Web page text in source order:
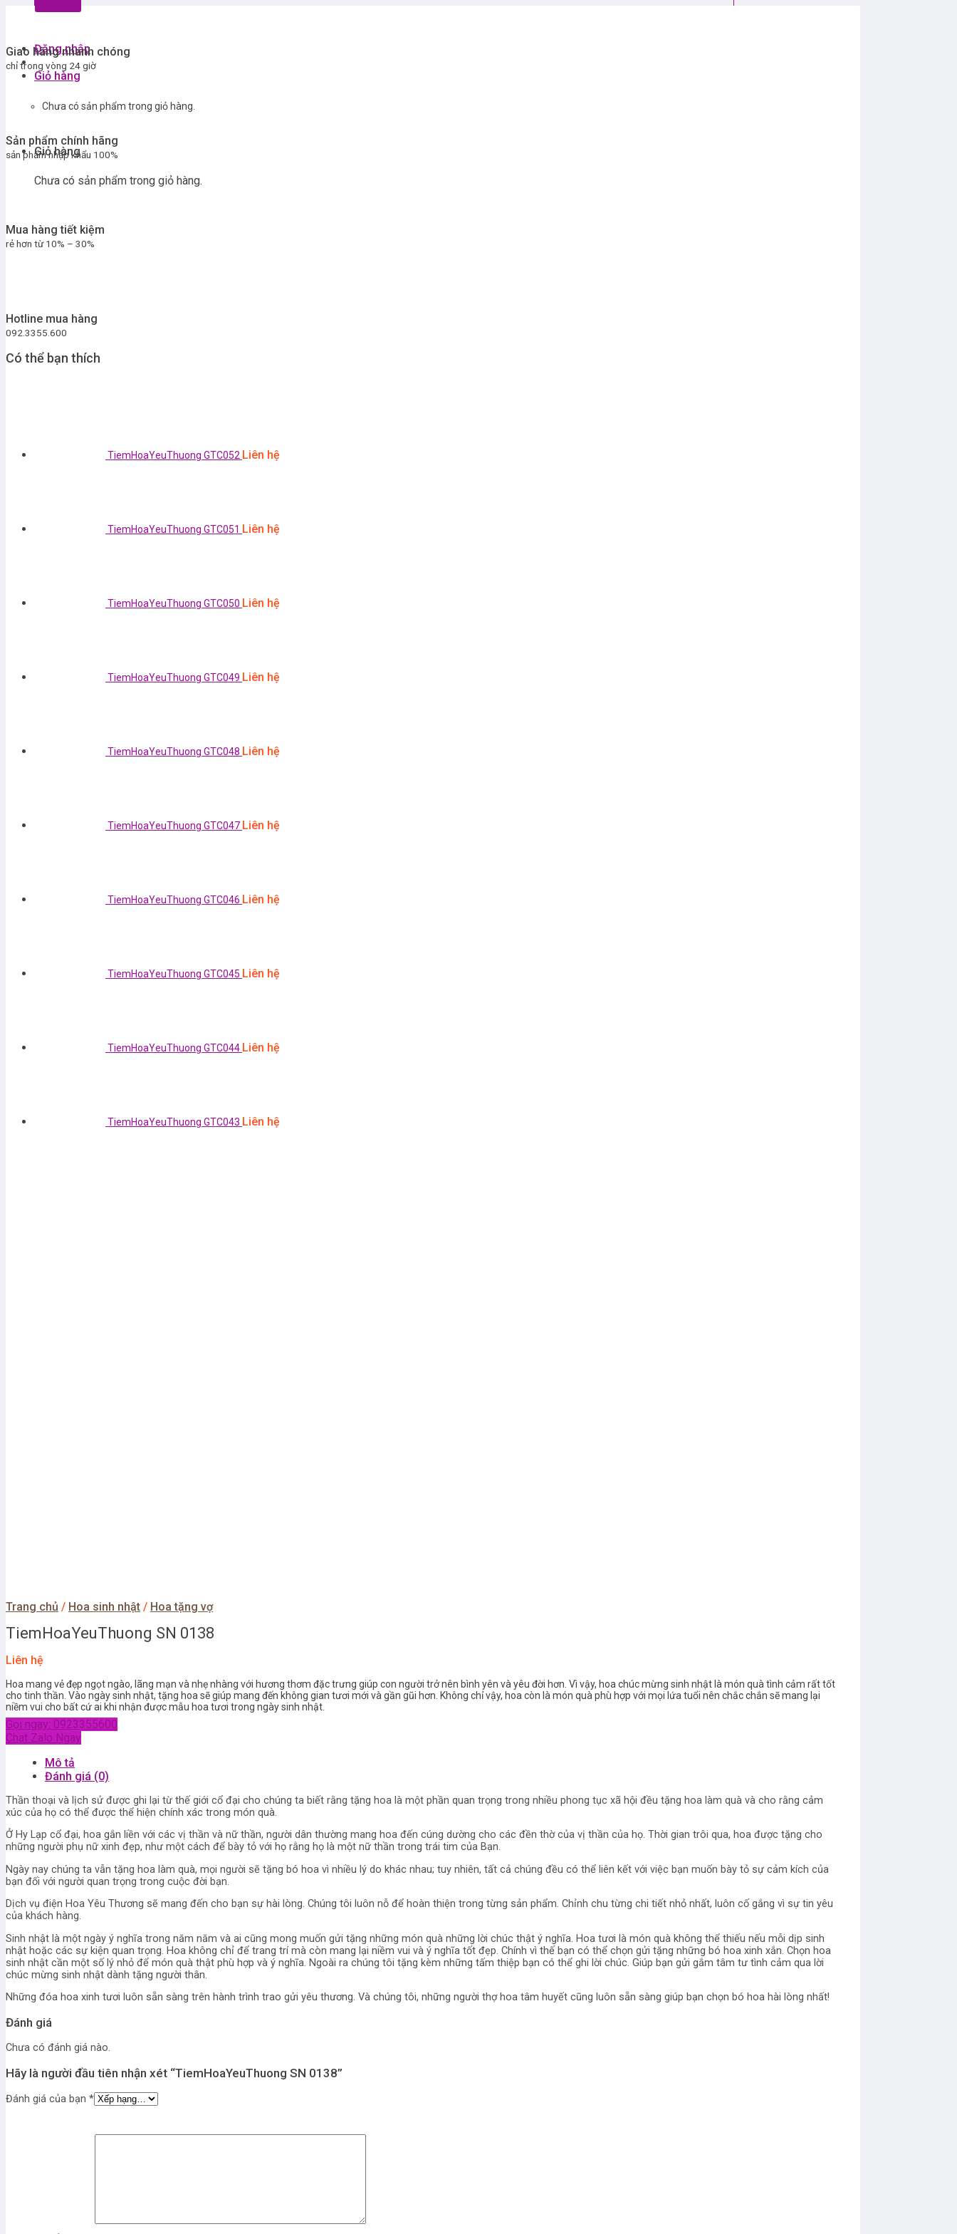
Đăng nhập
Giỏ hàng
Chưa có sản phẩm trong giỏ hàng.
Giỏ hàng
Chưa có sản phẩm trong giỏ hàng.
Giao hàng nhanh chóng
chỉ trong vòng 24 giờ
Sản phẩm chính hãng
sản phẩm nhập khẩu 100%
Mua hàng tiết kiệm
rẻ hơn từ 10% – 30%
Hotline mua hàng
092.3355.600
Có thể bạn thích
TiemHoaYeuThuong GTC052 Liên hệ
TiemHoaYeuThuong GTC051 Liên hệ
TiemHoaYeuThuong GTC050 Liên hệ
TiemHoaYeuThuong GTC049 Liên hệ
TiemHoaYeuThuong GTC048 Liên hệ
TiemHoaYeuThuong GTC047 Liên hệ
TiemHoaYeuThuong GTC046 Liên hệ
TiemHoaYeuThuong GTC045 Liên hệ
TiemHoaYeuThuong GTC044 Liên hệ
TiemHoaYeuThuong GTC043 Liên hệ
Trang chủ / Hoa sinh nhật / Hoa tặng vợ
TiemHoaYeuThuong SN 0138
Liên hệ
Hoa mang vẻ đẹp ngọt ngào, lãng mạn và nhẹ nhàng với hương thơm đặc trưng giúp con người trở nên bình yên và yêu đời hơn. Vì vậy, hoa chúc mừng sinh nhật là món quà tình cảm rất tốt
cho tinh thần. Vào ngày sinh nhật, tặng hoa sẽ giúp mang đến không gian tươi mới và gần gũi hơn. Không chỉ vậy, hoa còn là món quà phù hợp với mọi lứa tuổi nên chắc chắn sẽ mang lại
niềm vui cho bất cứ ai khi nhận được mẫu hoa tươi trong ngày sinh nhật.
Gọi ngay: 0923355600
Chat Zalo Ngay
Mô tả
Đánh giá (0)
Thần thoại và lịch sử được ghi lại từ thế giới cổ đại cho chúng ta biết rằng tặng hoa là một phần quan trọng trong nhiều phong tục xã hội đều tặng hoa làm quà và cho rằng cảm
xúc của họ có thể được thể hiện chính xác trong món quà.
Ở Hy Lạp cổ đại, hoa gắn liền với các vị thần và nữ thần, người dân thường mang hoa đến cúng dường cho các đền thờ của vị thần của họ. Thời gian trôi qua, hoa được tặng cho
những người phụ nữ xinh đẹp, như một cách để bày tỏ với họ rằng họ là một nữ thần trong trái tim của Bạn.
Ngày nay chúng ta vẫn tặng hoa làm quà, mọi người sẽ tặng bó hoa vì nhiều lý do khác nhau; tuy nhiên, tất cả chúng đều có thể liên kết với việc bạn muốn bày tỏ sự cảm kích của
bạn đối với người quan trọng trong cuộc đời bạn.
Dịch vụ điện Hoa Yêu Thương sẽ mang đến cho bạn sự hài lòng. Chúng tôi luôn nỗ để hoàn thiện trong từng sản phẩm. Chỉnh chu từng chi tiết nhỏ nhất, luôn cố gắng vì sự tin yêu
của khách hàng.
Sinh nhật là một ngày ý nghĩa trong năm năm và ai cũng mong muốn gửi tặng những món quà những lời chúc thật ý nghĩa. Hoa tươi là món quà không thể thiếu nếu mỗi dịp sinh
nhật hoặc các sự kiện quan trọng. Hoa không chỉ để trang trí mà còn mang lại niềm vui và ý nghĩa tốt đẹp. Chính vì thế bạn có thể chọn gửi tặng những bó hoa xinh xắn. Chọn hoa
sinh nhật cần một số lý nhỏ để món quà thật phù hợp và ý nghĩa. Ngoài ra chúng tôi tặng kèm những tấm thiệp bạn có thể ghi lời chúc. Giúp bạn gửi gắm tâm tư tình cảm qua lời
chúc mừng sinh nhật dành tặng người thân.
Những đóa hoa xinh tươi luôn sẵn sàng trên hành trình trao gửi yêu thương. Và chúng tôi, những người thợ hoa tâm huyết cũng luôn sẵn sàng giúp bạn chọn bó hoa hài lòng nhất!
Đánh giá
Chưa có đánh giá nào.
Hãy là người đầu tiên nhận xét “TiemHoaYeuThuong SN 0138”
Đánh giá của bạn *